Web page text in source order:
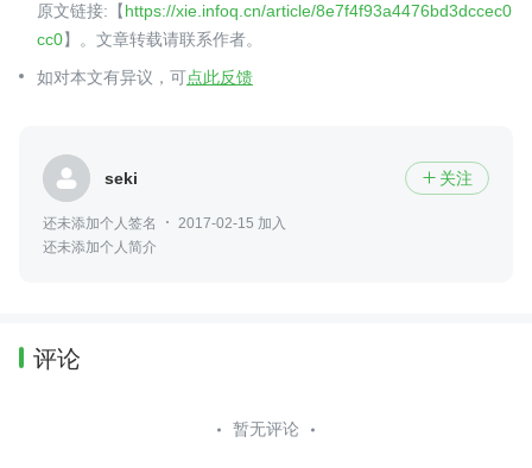
原文链接:【https://xie.infoq.cn/article/8e7f4f93a4476bd3dccec0
cc0】。文章转载请联系作者。
如对本文有异议，可点此反馈
seki  关注
还未添加个人签名
2017-02-15 加入
还未添加个人简介
评论
暂无评论